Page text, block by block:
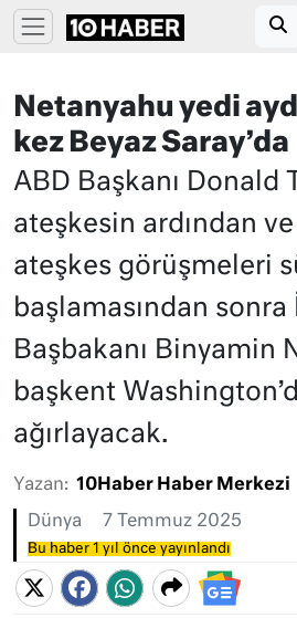
Netanyahu yedi
kez Beyaz Saray’da
ABD Başkanı Donald
ateşkesin ardından
ateşkes görüşmeleri
başlamasından sonra
Başbakanı Binyamin
başkent
ağırlayacak.
Yazan: 10Haber Haber Merkezi
Dünya 7 Temmuz 2025
Bu haber 1 yıl önce yayınlandı